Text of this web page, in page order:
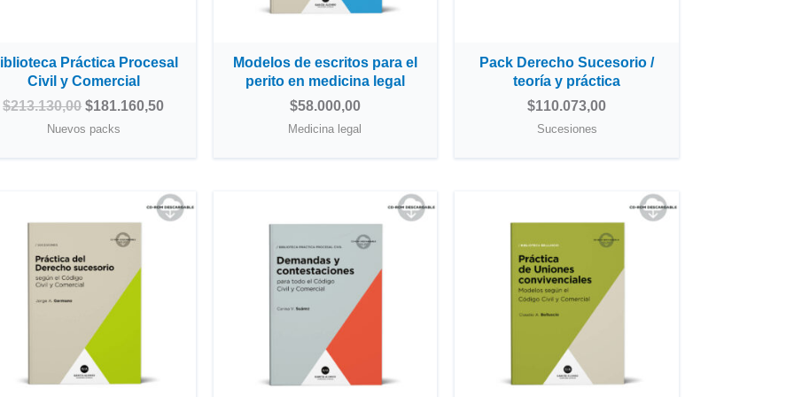
Práctica Procesal
Civil y Comercial
$213.130,00 $181.160,50
Nuevos packs
Modelos de escritos para el
perito en medicina legal
$58.000,00
Medicina legal
Pack Derecho Sucesorio /
teoría y práctica
$110.073,00
Sucesiones